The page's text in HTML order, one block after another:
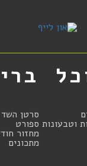
וטבעונות
סרטן השד
ספורט
מחזור
מתכונים